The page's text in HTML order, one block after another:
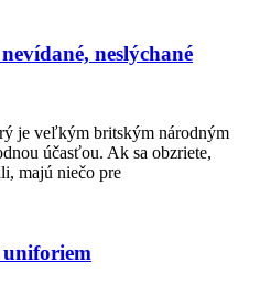
neslýchané
je veľkým britským národným
účasťou. Ak sa obzriete,
majú niečo pre